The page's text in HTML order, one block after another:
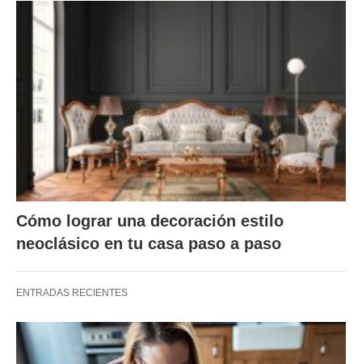
Cómo lograr una decoración estilo
neoclásico en tu casa paso a paso
ENTRADAS RECIENTES